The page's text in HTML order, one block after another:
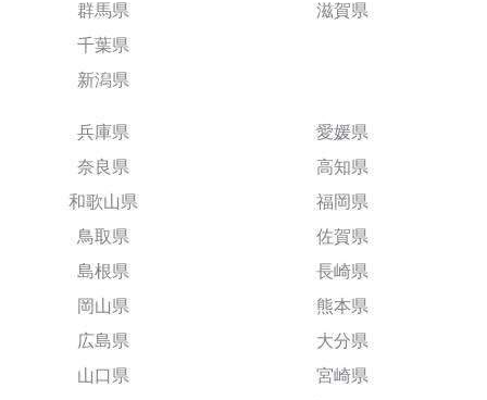
群馬県
千葉県
新潟県
滋賀県
兵庫県
奈良県
和歌山県
鳥取県
島根県
岡山県
広島県
山口県
愛媛県
高知県
福岡県
佐賀県
長崎県
熊本県
大分県
宮崎県